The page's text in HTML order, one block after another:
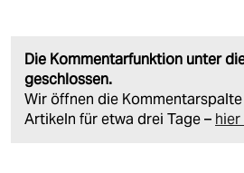
Die Kommentarfunktion unter
geschlossen.
Wir öffnen die
Artikeln für etwa drei Tage – hier